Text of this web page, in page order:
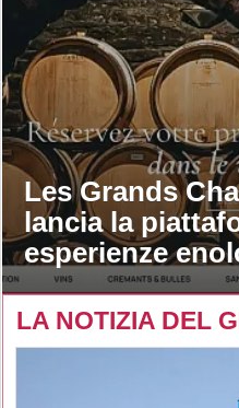
Les Grands
lancia la
esperienze
maison
LA NOTIZIA DEL